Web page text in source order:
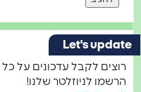
Let's update
הרשמו לניוזלטר שלנו!